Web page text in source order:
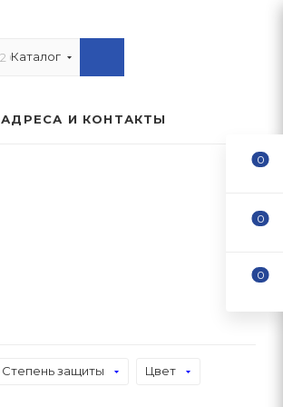
Каталог
АДРЕСА И КОНТАКТЫ
Степень защиты Цвет
0
0
0